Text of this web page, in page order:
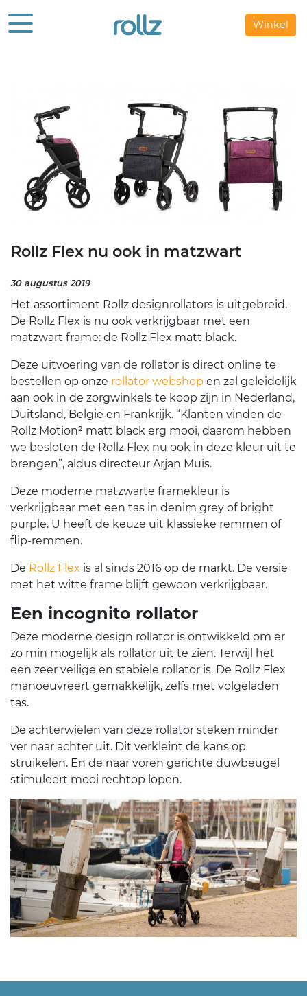
Winkel
Rollz Flex nu ook in matzwart
30 augustus 2019
Het assortiment Rollz designrollators is uitgebreid.
De Rollz Flex is nu ook verkrijgbaar met een
matzwart frame: de Rollz Flex matt black.
Deze uitvoering van de rollator is direct online te
bestellen op onze rollator webshop en zal geleidelijk
aan ook in de zorgwinkels te koop zijn in Nederland,
Duitsland, België en Frankrijk. “Klanten vinden de
Rollz Motion² matt black erg mooi, daarom hebben
we besloten de Rollz Flex nu ook in deze kleur uit te
brengen”, aldus directeur Arjan Muis.
Deze moderne matzwarte framekleur is
verkrijgbaar met een tas in denim grey of bright
purple. U heeft de keuze uit klassieke remmen of
flip-remmen.
De Rollz Flex is al sinds 2016 op de markt. De versie
met het witte frame blijft gewoon verkrijgbaar.
Een incognito rollator
Deze moderne design rollator is ontwikkeld om er
zo min mogelijk als rollator uit te zien. Terwijl het
een zeer veilige en stabiele rollator is. De Rollz Flex
manoeuvreert gemakkelijk, zelfs met volgeladen
tas.
De achterwielen van deze rollator steken minder
ver naar achter uit. Dit verkleint de kans op
struikelen. En de naar voren gerichte duwbeugel
stimuleert mooi rechtop lopen.